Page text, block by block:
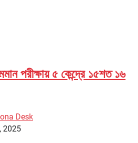
পরীক্ষায় ৫ কেন্দ্রে ১৫শত ১৬
Desk
2025